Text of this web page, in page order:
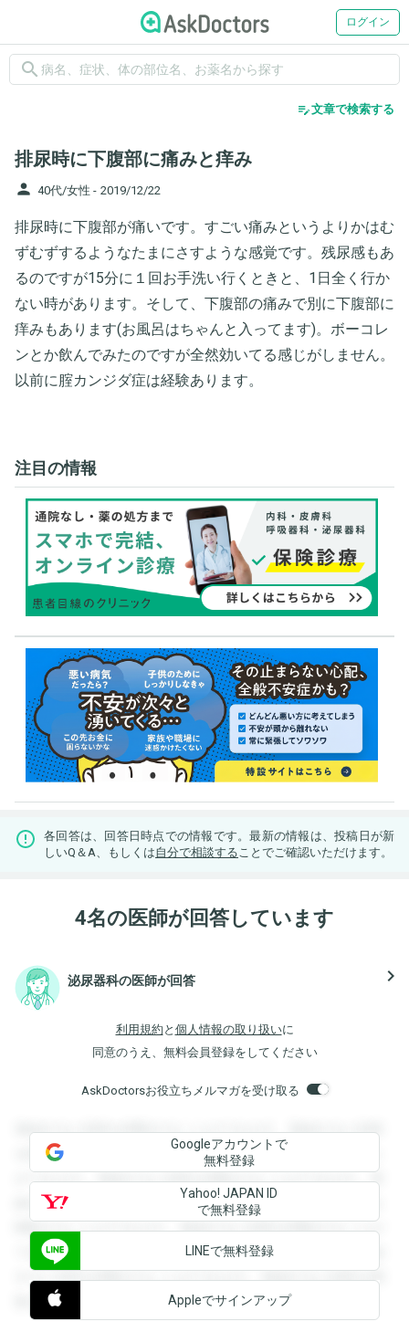
ログイン
search
edit_note文章で検索する
排尿時に下腹部に痛みと痒み
person 40代/女性 - 2019/12/22
排尿時に下腹部が痛いです。すごい痛みというよりかはむ
ずむずするようなたまにさすような感覚です。残尿感もあ
るのですが15分に１回お手洗い行くときと、1日全く行か
ない時があります。そして、下腹部の痛みで別に下腹部に
痒みもあります(お風呂はちゃんと入ってます)。ボーコレ
ンとか飲んでみたのですが全然効いてる感じがしません。
以前に腟カンジダ症は経験あります。
注目の情報
各回答は、回答日時点での情報です。最新の情報は、投稿日が新
しいQ＆A、もしくは自分で相談する ことでご確認いただけます。
4名の医師が回答しています
泌尿器科の医師が回答 navigate_next
利用規約 と 個人情報の取り扱いに
同意のうえ、無料会員登録をしてください
AskDoctorsお役立ちメルマガを受け取る
登録すると回答を閲覧することができます。登録すると回答
を閲覧することができます。登録すると回答を閲覧すること
ができます。登録すると回答を閲覧することができます。登
録すると回答を閲覧することができます。登録すると回答を
閲覧することができます。登録すると回答を閲覧することが
できます。登録すると回答を閲覧することができます。登録
すると回答を閲覧することができます。登録すると回答を閲
覧することができます。
Googleアカウントで
無料登録
Yahoo! JAPAN ID
で無料登録
LINEで無料登録
Appleでサインアップ